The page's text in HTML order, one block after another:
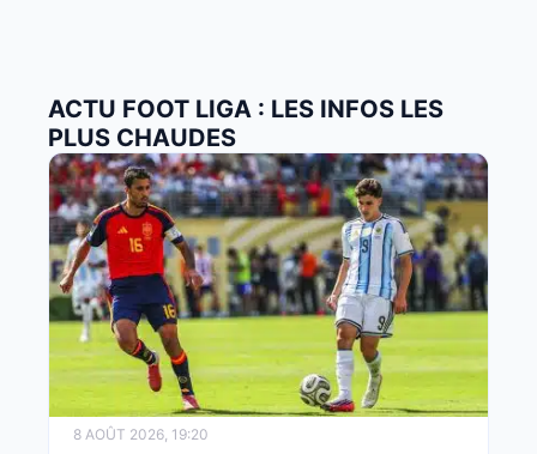
ACTU FOOT LIGA : LES INFOS LES
PLUS CHAUDES
8 AOÛT 2026, 19:20